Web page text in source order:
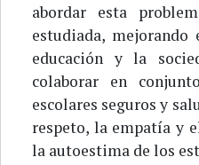
abordar esta
estudiada, mejorando
educación y la
colaborar en
escolares seguros y
respeto, la empatía y
la autoestima de los